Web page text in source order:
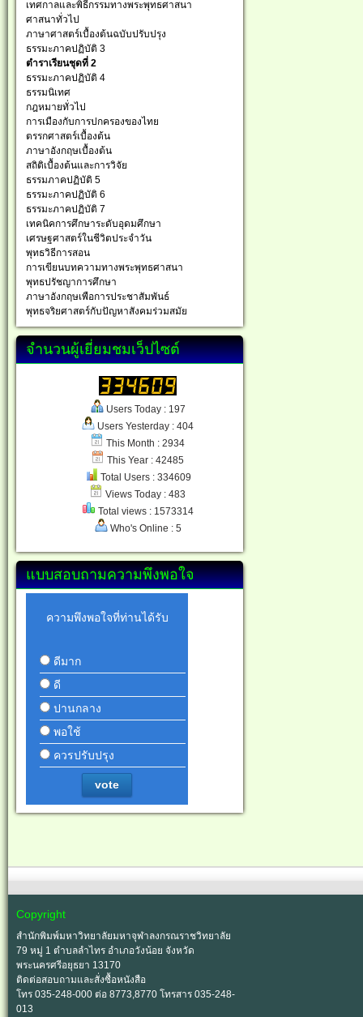
เทศกาลและพิธีกรรมทางพระพุทธศาสนา
ศาสนาทั่วไป
ภาษาศาสตร์เบื้องต้นฉบับปรับปรุง
ธรรมะภาคปฏิบัติ 3
ตำราเรียนชุดที่ 2
ธรรมะภาคปฏิบัติ 4
ธรรมนิเทศ
กฎหมายทั่วไป
การเมืองกับการปกครองของไทย
ตรรกศาสตร์เบื้องต้น
ภาษาอังกฤษเบื้องต้น
สถิติเบื้องต้นและการวิจัย
ธรรมภาคปฏิบัติ 5
ธรรมะภาคปฏิบัติ 6
ธรรมะภาคปฏิบัติ 7
เทคนิคการศึกษาระดับอุดมศึกษา
เศรษฐศาสตร์ในชีวิตประจำวัน
พุทธวิธีการสอน
การเขียนบทความทางพระพุทธศาสนา
พุทธปรัชญาการศึกษา
ภาษาอังกฤษเพือการประชาสัมพันธ์
พุทธจริยศาสตร์กับปัญหาสังคมร่วมสมัย
จำนวนผู้เยี่ยมชมเว็ปไซต์
Users Today : 197
Users Yesterday : 404
This Month : 2934
This Year : 42485
Total Users : 334609
Views Today : 483
Total views : 1573314
Who's Online : 5
แบบสอบถามความพึงพอใจ
ความพึงพอใจที่ท่านได้รับ
ดีมาก
ดี
ปานกลาง
พอใช้
ควรปรับปรุง
vote
Copyright
สำนักพิมพ์มหาวิทยาลัยมหาจุฬาลงกรณราชวิทยาลัย
79 หมู่ 1 ตำบลลำไทร อำเภอวังน้อย จังหวัด
พระนครศรีอยุธยา 13170
ติดต่อสอบถามและสั่งซื้อหนังสือ
โทร 035-248-000 ต่อ 8773,8770 โทรสาร 035-248-
013